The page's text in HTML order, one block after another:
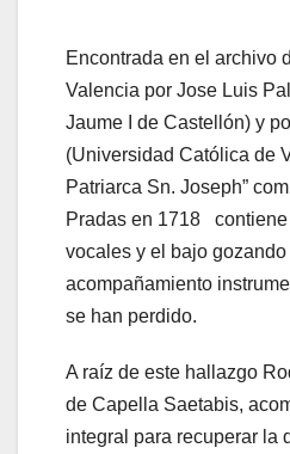
Encontrada en el archivo
Valencia por Jose Luis
Jaume I de Castellón) y
(Universidad Católica de
Patriarca Sn. Joseph”
Pradas en 1718
vocales y el bajo
acompañamiento
se han perdido.
A raíz de este hallazgo
de Capella Saetabis,
integral para recuperar la